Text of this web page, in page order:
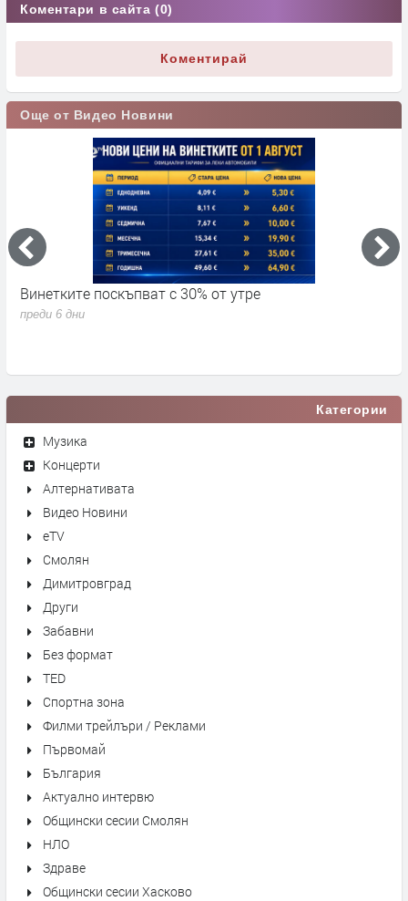
Коментари в сайта (0)
Коментирай
Още от Видео Новини
Винетките поскъпват с 30% от утре
преди 6 дни
Категории
Музика
Концерти
Алтернативата
Видео Новини
eTV
Смолян
Димитровград
Други
Забавни
Без формат
TED
Спортна зона
Филми трейлъри / Реклами
Първомай
България
Актуално интервю
Общински сесии Смолян
НЛО
Здраве
Общински сесии Хасково